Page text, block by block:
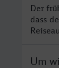
Der
dass
Um